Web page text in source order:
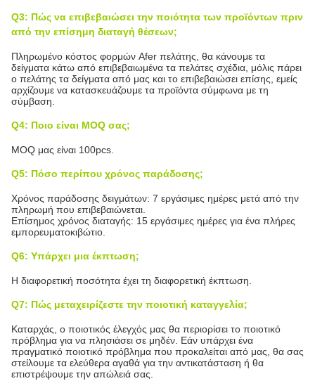
Q3: Πώς να επιβεβαιώσει την ποιότητα των προϊόντων πριν
από την επίσημη διαταγή θέσεων;
Πληρωμένο κόστος φορμών Afer πελάτης, θα κάνουμε τα
δείγματα κάτω από επιβεβαιωμένα τα πελάτες σχέδια, μόλις πάρει
ο πελάτης τα δείγματα από μας και το επιβεβαιώσει επίσης, εμείς
αρχίζουμε να κατασκευάζουμε τα προϊόντα σύμφωνα με τη
σύμβαση.
Q4: Ποιο είναι MOQ σας;
MOQ μας είναι 100pcs.
Q5: Πόσο περίπου χρόνος παράδοσης;
Χρόνος παράδοσης δειγμάτων: 7 εργάσιμες ημέρες μετά από την
πληρωμή που επιβεβαιώνεται.
Επίσημος χρόνος διαταγής: 15 εργάσιμες ημέρες για ένα πλήρες
εμπορευματοκιβώτιο.
Q6: Υπάρχει μια έκπτωση;
Η διαφορετική ποσότητα έχει τη διαφορετική έκπτωση.
Q7: Πώς μεταχειρίζεστε την ποιοτική καταγγελία;
Καταρχάς, ο ποιοτικός έλεγχός μας θα περιορίσει το ποιοτικό
πρόβλημα για να πλησιάσει σε μηδέν. Εάν υπάρχει ένα
πραγματικό ποιοτικό πρόβλημα που προκαλείται από μας, θα σας
στείλουμε τα ελεύθερα αγαθά για την αντικατάσταση ή θα
επιστρέψουμε την απώλειά σας.